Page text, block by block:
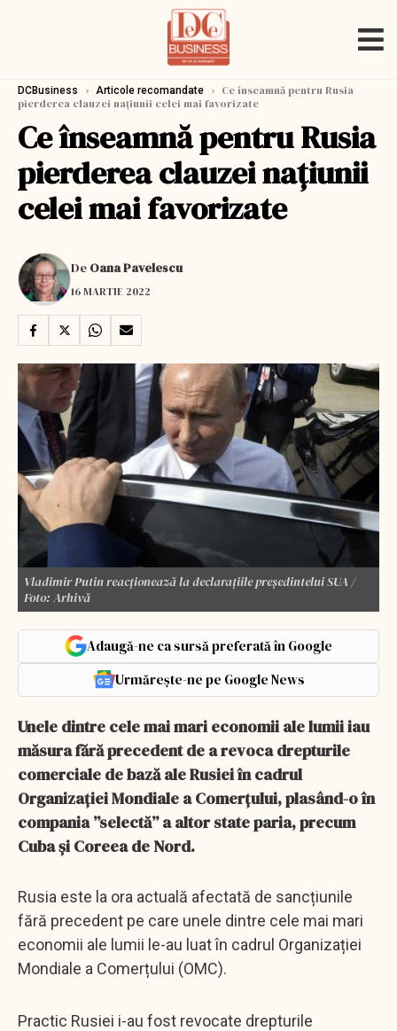
DCBusiness › Articole recomandate › Ce înseamnă pentru Rusia
pierderea clauzei națiunii celei mai favorizate
Ce înseamnă pentru Rusia
pierderea clauzei națiunii
celei mai favorizate
De Oana Pavelescu
16 MARTIE 2022
Vladimir Putin reacționează la declarațiile președintelui SUA /
Foto: Arhivă
Adaugă-ne ca sursă preferată în Google
Urmărește-ne pe Google News
Unele dintre cele mai mari economii ale lumii iau
măsura fără precedent de a revoca drepturile
comerciale de bază ale Rusiei în cadrul
Organizației Mondiale a Comerțului, plasând-o în
compania ”selectă” a altor state paria, precum
Cuba și Coreea de Nord.
Rusia este la ora actuală afectată de sancțiunile
fără precedent pe care unele dintre cele mai mari
economii ale lumii le-au luat în cadrul Organizației
Mondiale a Comerțului (OMC).
Practic Rusiei i-au fost revocate drepturile